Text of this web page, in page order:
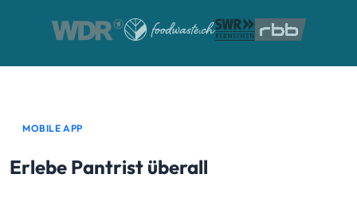
MOBILE APP
Erlebe Pantrist überall